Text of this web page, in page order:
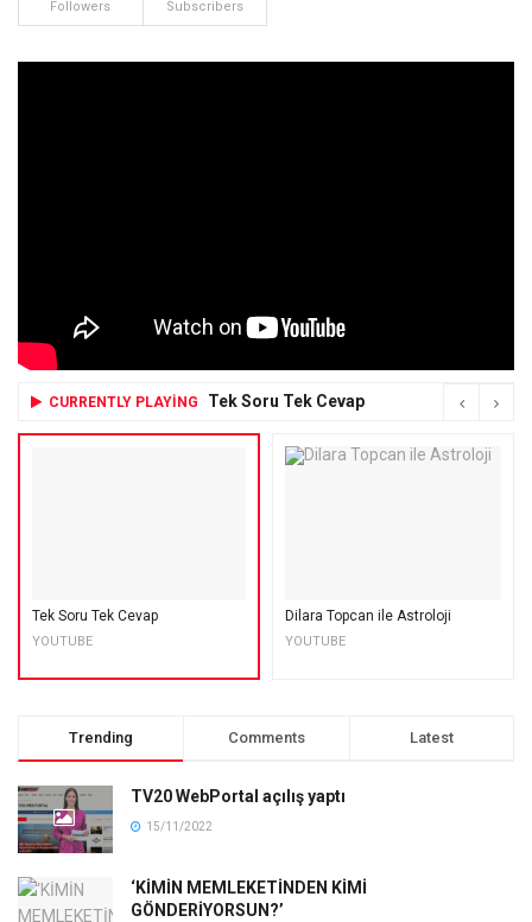
Followers Subscribers
CURRENTLY PLAYING Tek Soru Tek Cevap
Tek Soru Tek Cevap
YOUTUBE
Dilara Topcan ile Astroloji
YOUTUBE
Trending Comments Latest
TV20 WebPortal açılış yaptı
15/11/2022
‘KİMİN MEMLEKETİNDEN KİMİ
GÖNDERİYORSUN?’